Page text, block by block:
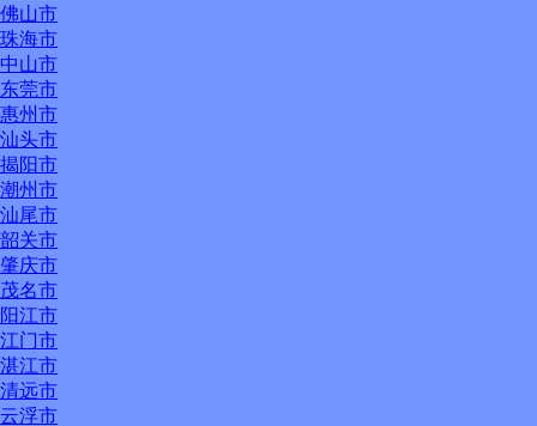
佛山市
珠海市
中山市
东莞市
惠州市
汕头市
揭阳市
潮州市
汕尾市
韶关市
肇庆市
茂名市
阳江市
江门市
湛江市
清远市
云浮市